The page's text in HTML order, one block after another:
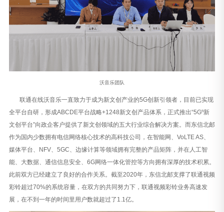
沃音乐团队
联通在线沃音乐一直致力于成为新文创产业的5G创新引领者，目前已实现
全平台自研，形成ABCDE平台战略+1248新文创产品体系，正式推出“5Gⁿ新
文创平台”向政企客户提供了新文创领域的五大行业综合解决方案。而东信北邮
作为国内少数拥有电信网络核心技术的高科技公司，在智能网、VoLTE AS、
媒体平台、NFV、5GC、边缘计算等领域拥有完整的产品矩阵，并在人工智
能、大数据、通信信息安全、6G网络一体化管控等方向拥有深厚的技术积累。
此前双方已经建立了良好的合作关系。截至2020年，东信北邮支撑了联通视频
彩铃超过70%的系统容量，在双方的共同努力下，联通视频彩铃业务高速发
展，在不到一年的时间里用户数就超过了1.1亿。